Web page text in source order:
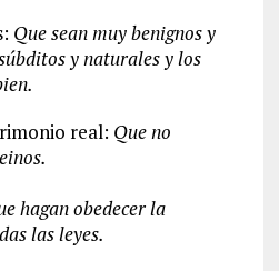
Que sean muy benignos y
y naturales y los
real: Que no
hagan obedecer la
las leyes.